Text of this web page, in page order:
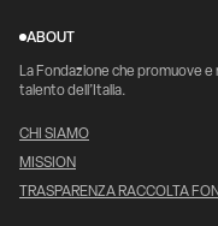
ABOUT
La Fondazione che promuove
talento dell’Italia.
CHI SIAMO
MISSION
TRASPARENZA RACCOLTA